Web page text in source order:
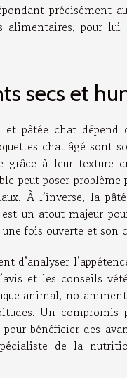
précisément
alimentaires, pour
secs et
pâtée chat dépend
chat âgé sont
grâce à leur texture
peut poser
À l’inverse, la
un atout majeur
fois ouverte et son
d’analyser
et les conseils
animal,
Un
bénéficier des
de la